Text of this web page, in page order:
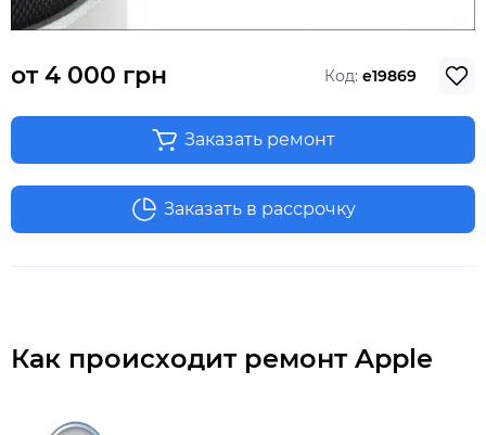
от 4 000 грн Код: e19869
Заказать ремонт
Заказать в рассрочку
Как происходит ремонт Apple